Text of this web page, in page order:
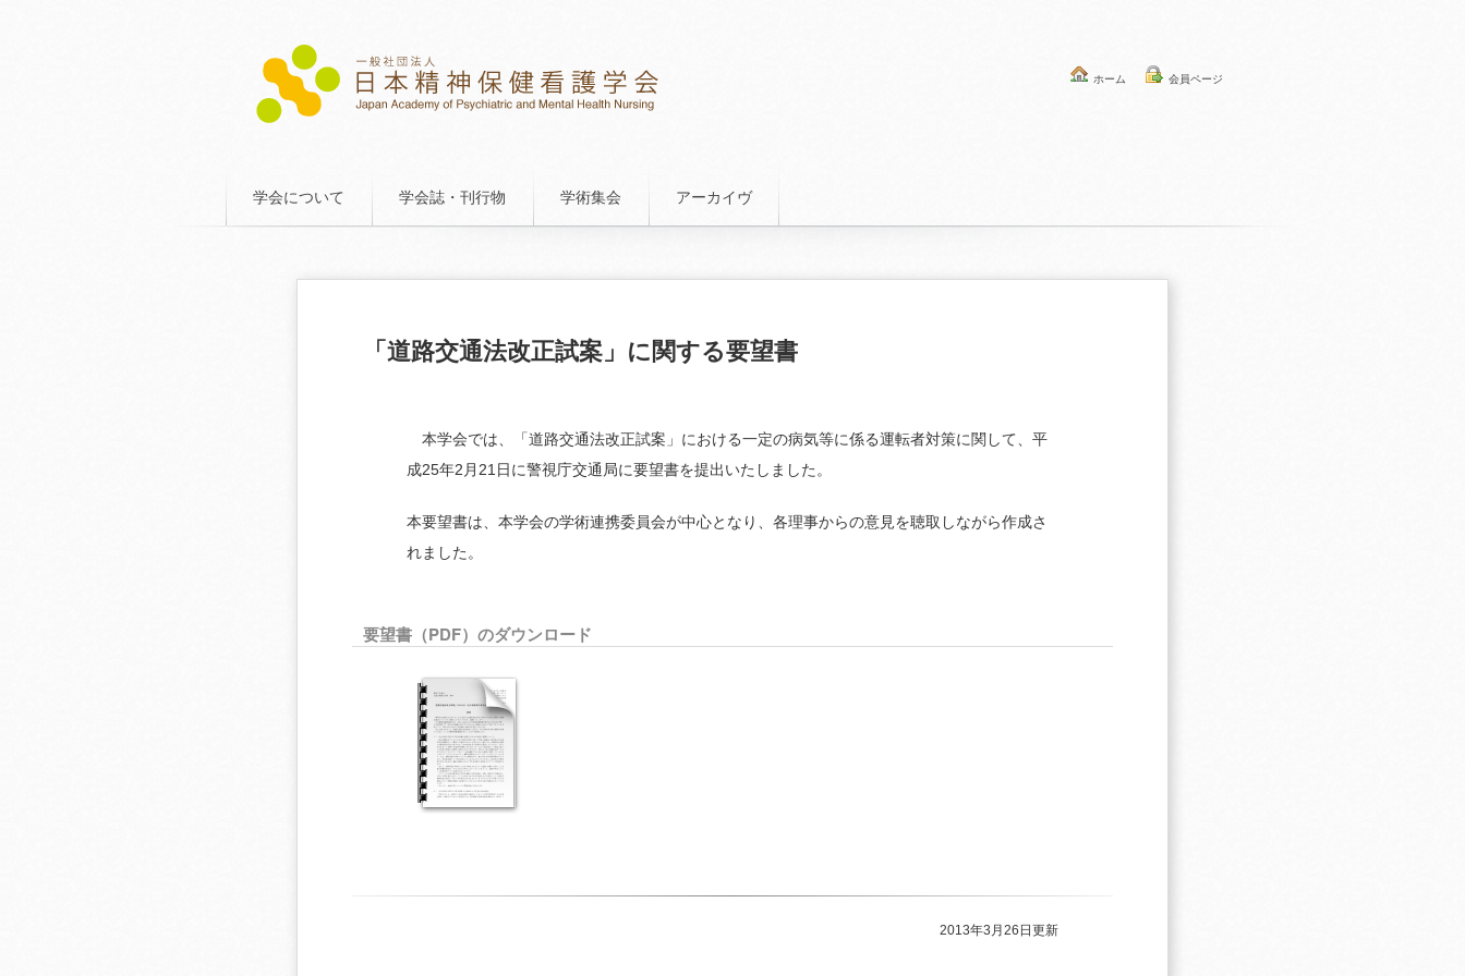
ホーム 会員ページ
学会について 学会誌・刊行物 学術集会 アーカイヴ
「道路交通法改正試案」に関する要望書
本学会では、「道路交通法改正試案」における一定の病気等に係る運転者対策に関して、平
成25年2月21日に警視庁交通局に要望書を提出いたしました。
本要望書は、本学会の学術連携委員会が中心となり、各理事からの意見を聴取しながら作成さ
れました。
要望書（PDF）のダウンロード
2013年3月26日更新